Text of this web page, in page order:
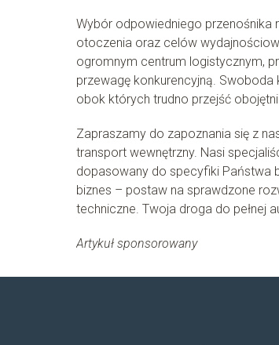
Wybór odpowiedniego przenośnika
otoczenia oraz celów
ogromnym centrum logistycznym,
przewagę konkurencyjną. Swoboda
obok których trudno przejść
Zapraszamy do zapoznania się z
transport wewnętrzny. Nasi
dopasowany do specyfiki Państwa
biznes – postaw na sprawdzone
techniczne. Twoja droga do pełnej
Artykuł sponsorowany